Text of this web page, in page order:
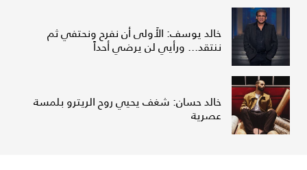
خالد يوسف: الأَولى أن نفرح ونحتفي ثم
ننتقد... ورأيي لن يرضي أحداً
خالد حسان: شغف يحيي روح الريترو بلمسة
عصرية